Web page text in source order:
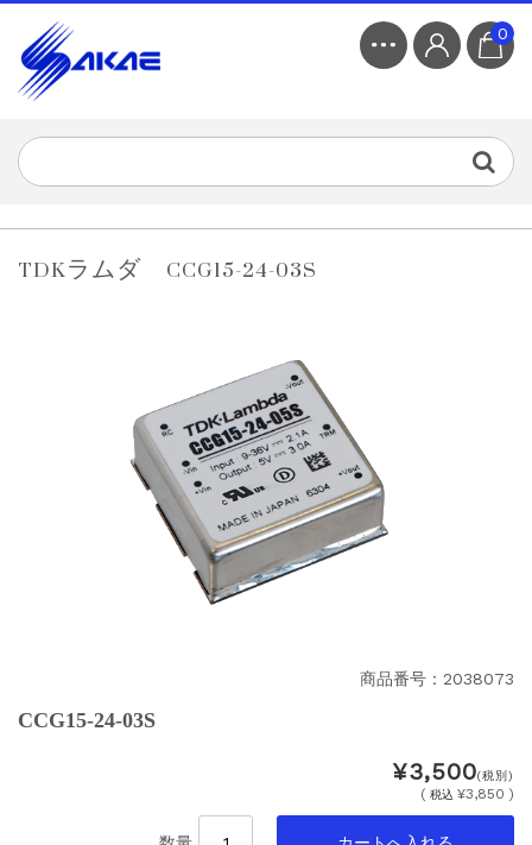
0
TDKラムダ CCG15-24-03S
商品番号：2038073
CCG15-24-03S
¥3,500(税別)
(税込 ¥3,850 )